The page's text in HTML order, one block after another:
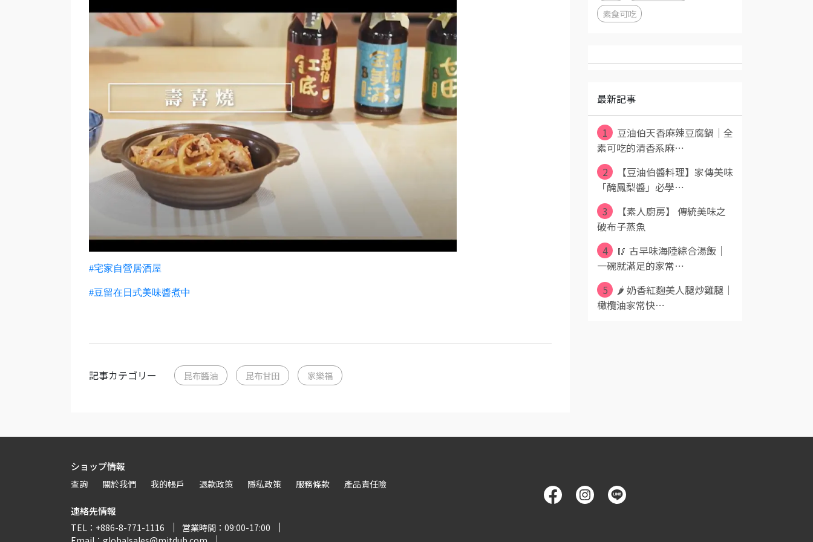
#宅家自營居酒屋
#豆留在日式美味醬煮中
記事カテゴリー 昆布醬油 昆布甘田 家樂福
素食可吃
最新記事
1
豆油伯天香麻辣豆腐鍋｜全
素可吃的清香系麻⋯
2
【豆油伯醬料理】家傳美味
「醃鳳梨醬」必學⋯
3
【素人廚房】 傳統美味之
破布子蒸魚
4
🥢 古早味海陸綜合湯飯｜
一碗就滿足的家常⋯
5
🌶️ 奶香紅麴美人腿炒雞腿｜
橄欖油家常快⋯
ショップ情報
查詢 關於我們 我的帳戶 退款政策 隱私政策 服務條款 產品責任險
連絡先情報
TEL：+886-8-771-1116
営業時間：09:00-17:00